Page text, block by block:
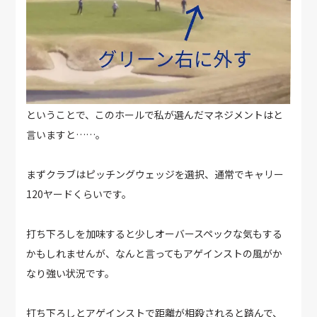
ということで、このホールで私が選んだマネジメントはと
言いますと……。
まずクラブはピッチングウェッジを選択、通常でキャリー
120ヤードくらいです。
打ち下ろしを加味すると少しオーバースペックな気もする
かもしれませんが、なんと言ってもアゲインストの風がか
なり強い状況です。
打ち下ろしとアゲインストで距離が相殺されると踏んで、